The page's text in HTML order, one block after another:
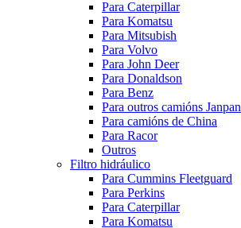
Para Caterpillar
Para Komatsu
Para Mitsubish
Para Volvo
Para John Deer
Para Donaldson
Para Benz
Para outros camións Janpan
Para camións de China
Para Racor
Outros
Filtro hidráulico
Para Cummins Fleetguard
Para Perkins
Para Caterpillar
Para Komatsu